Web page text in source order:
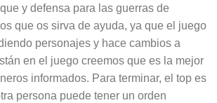
y defensa para las guerras de
que os sirva de ayuda, ya que el juego
personajes y hace cambios a
en el juego creemos que es la mejor
informados. Para terminar, el top es
persona puede tener un orden